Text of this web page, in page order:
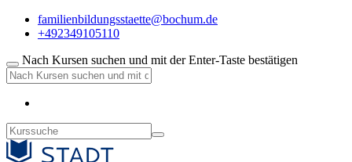
familienbildungsstaette@bochum.de
+492349105110
Nach Kursen suchen und mit der Enter-Taste bestätigen